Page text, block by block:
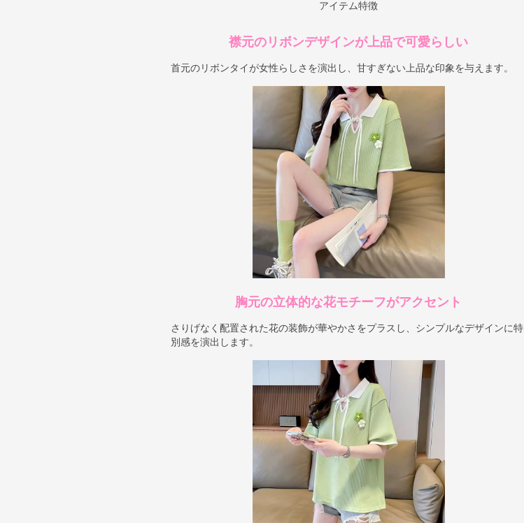
アイテム特徴
襟元のリボンデザインが上品で可愛らしい
首元のリボンタイが女性らしさを演出し、甘すぎない上品な印象を与えます。
胸元の立体的な花モチーフがアクセント
さりげなく配置された花の装飾が華やかさをプラスし、シンプルなデザインに特
別感を演出します。